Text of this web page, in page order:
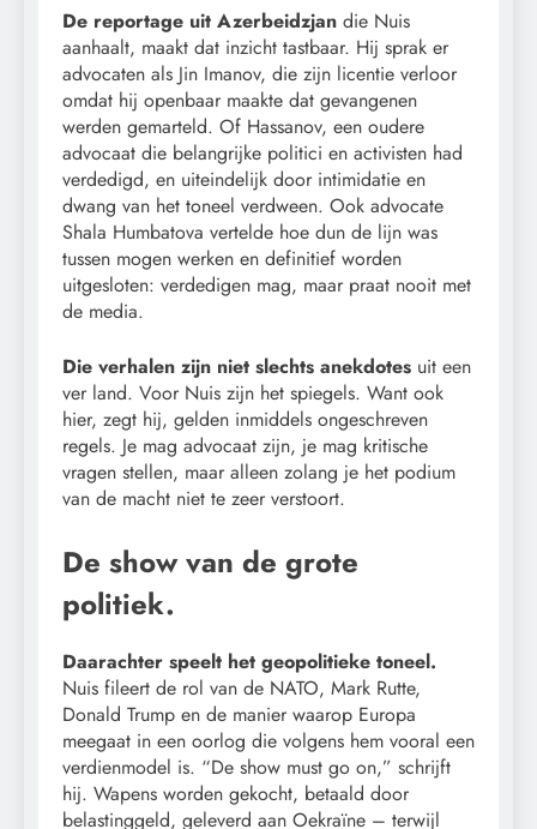
De reportage uit Azerbeidzjan die Nuis
aanhaalt, maakt dat inzicht tastbaar. Hij sprak er
advocaten als Jin Imanov, die zijn licentie verloor
omdat hij openbaar maakte dat gevangenen
werden gemarteld. Of Hassanov, een oudere
advocaat die belangrijke politici en activisten had
verdedigd, en uiteindelijk door intimidatie en
dwang van het toneel verdween. Ook advocate
Shala Humbatova vertelde hoe dun de lijn was
tussen mogen werken en definitief worden
uitgesloten: verdedigen mag, maar praat nooit met
de media.
Die verhalen zijn niet slechts anekdotes uit een
ver land. Voor Nuis zijn het spiegels. Want ook
hier, zegt hij, gelden inmiddels ongeschreven
regels. Je mag advocaat zijn, je mag kritische
vragen stellen, maar alleen zolang je het podium
van de macht niet te zeer verstoort.
De show van de grote
politiek.
Daarachter speelt het geopolitieke toneel.
Nuis fileert de rol van de NATO, Mark Rutte,
Donald Trump en de manier waarop Europa
meegaat in een oorlog die volgens hem vooral een
verdienmodel is. “De show must go on,” schrijft
hij. Wapens worden gekocht, betaald door
belastinggeld, geleverd aan Oekraïne – terwijl